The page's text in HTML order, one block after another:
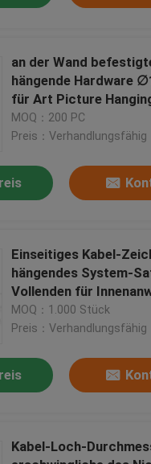
an der Wand
hängende Hardware
für Art Picture
YW86259
MOQ：200 PC
Preis：Verhandlungsfähig
Einseitiges Kabel-
hängendes System-
Vollenden für
MOQ：1.000 Stück
Preis：Verhandlungsfähig
Kabel-Loch-